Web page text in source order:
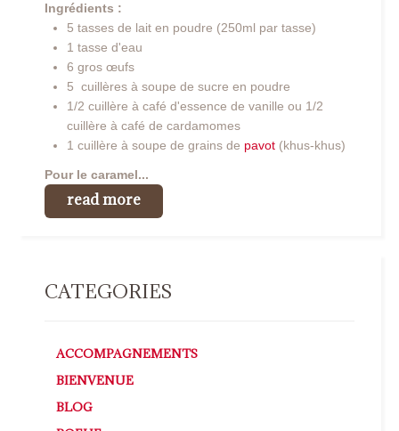
Ingrédients :
5 tasses de lait en poudre (250ml par tasse)
1 tasse d'eau
6 gros œufs
5 cuillères à soupe de sucre en poudre
1/2 cuillère à café d'essence de vanille ou 1/2
cuillère à café de cardamomes
1 cuillère à soupe de grains de pavot (khus-khus)
Pour le caramel...
read more
CATEGORIES
ACCOMPAGNEMENTS
BIENVENUE
BLOG